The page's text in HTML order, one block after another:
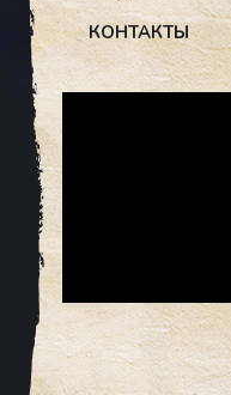
КОНТАКТЫ